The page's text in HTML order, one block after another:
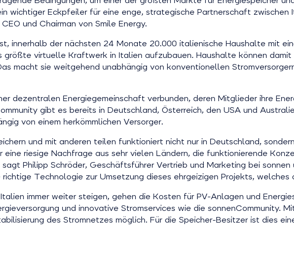
wichtiger Eckpfeiler für eine enge, strategische Partnerschaft
und Chairman von Smile Energy.
innerhalb der nächsten 24 Monate 20.000 italienische Haushalte mit
virtuelle Kraftwerk in Italien aufzubauen. Haushalte können damit
macht sie weitgehend unabhängig von konventionellen
dezentralen Energiegemeinschaft verbunden, deren Mitglieder ihre
gibt es bereits in Deutschland, Österreich, den USA und
von einem herkömmlichen Versorger.
und mit anderen teilen funktioniert nicht nur in Deutschland,
eine riesige Nachfrage aus sehr vielen Ländern, die funktionierende
sagt Philipp Schröder, Geschäftsführer Vertrieb und Marketing bei
Technologie zur Umsetzung dieses ehrgeizigen Projekts,
immer weiter steigen, gehen die Kosten für PV-Anlagen und
und innovative Stromservices wie die sonnenCommunity.
des Stromnetzes möglich. Für die Speicher-Besitzer ist dies